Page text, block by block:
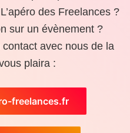
des Freelances ?
sur un évènement ?
contact avec nous de la
plaira :
freelances.fr